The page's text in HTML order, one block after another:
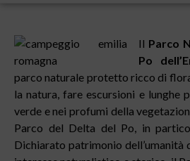
Il Parco
Po
parco naturale protetto ricco di
la natura, fare escursioni e lunghe
verde e nei profumi della
Parco del Delta del Po, in
Dichiarato patrimonio dell’umanità